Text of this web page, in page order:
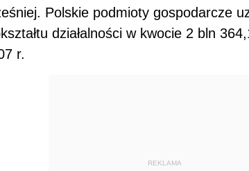
Polskie podmioty gospodarcze
działalności w kwocie 2 bln
r.
REKLAMA